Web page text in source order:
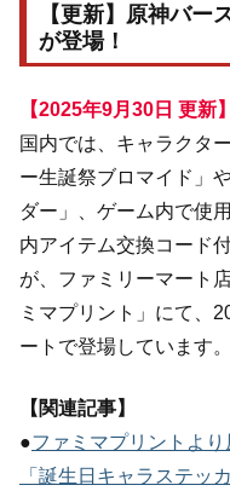
【更新】原神バー
が登場！
【2025年9月30日 更新】
国内では、キャラクタ
ー生誕祭ブロマイド」
ダー」、ゲーム内で使
内アイテム交換コード
が、ファミリーマート
ミマプリント」にて、
ートで登場しています。
【関連記事】
●ファミマプリントより
「誕生日キャラステッ